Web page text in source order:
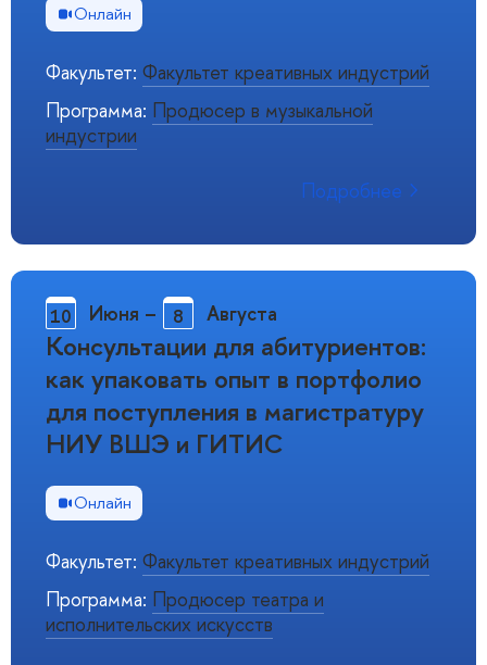
Онлайн
Факультет: Факультет креативных индустрий
Программа: Продюсер в музыкальной
индустрии
Подробнее
Консультации для абитуриентов:
как упаковать опыт в портфолио
для поступления в магистратуру
НИУ ВШЭ и ГИТИС
10 Июня – 8 Августа
Онлайн
Факультет: Факультет креативных индустрий
Программа: Продюсер театра и
исполнительских искусств